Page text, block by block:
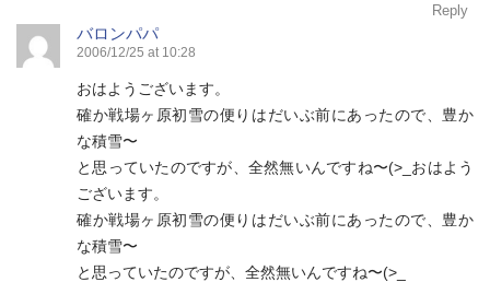
Reply
バロンパパ
2006/12/25 at 10:28
おはようございます。
確か戦場ヶ原初雪の便りはだいぶ前にあったので、豊か
な積雪〜
と思っていたのですが、全然無いんですね〜(>_おはよう
ございます。
確か戦場ヶ原初雪の便りはだいぶ前にあったので、豊か
な積雪〜
と思っていたのですが、全然無いんですね〜(>_